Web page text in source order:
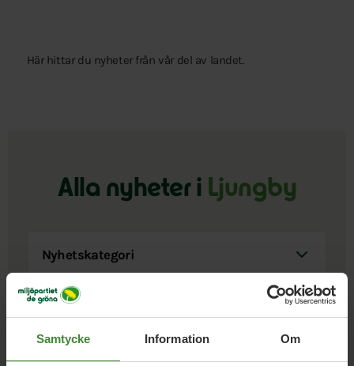
Samtycke Information Om
Här hittar du nyheter från vår del av landet.
Alla nyheter i Ljungby
Sök i nyheter
Visa resultat